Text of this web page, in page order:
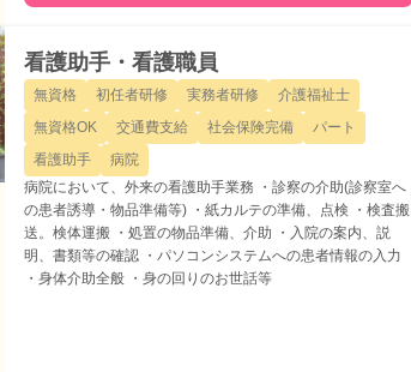
看護助手・看護職員
無資格 初任者研修 実務者研修
介護福祉士
無資格OK
交通費支給 社会保険完備
パート
看護助手
病院
病院において、外来の看護助手業務 ・診察の介助(診察室へ
の患者誘導・物品準備等) ・紙カルテの準備、点検 ・検査搬
送。検体運搬 ・処置の物品準備、介助 ・入院の案内、説
明、書類等の確認 ・パソコンシステムへの患者情報の入力
・身体介助全般 ・身の回りのお世話等